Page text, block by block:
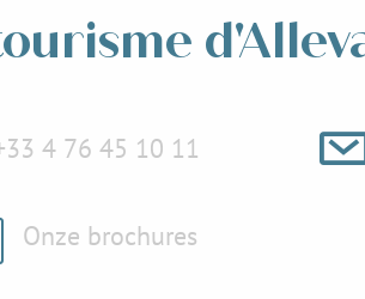
4 76 45 10 11
Onze brochures